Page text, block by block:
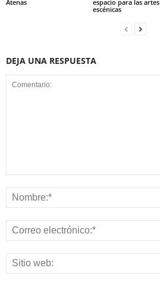
Atenas
espacio para las artes
escénicas
DEJA UNA RESPUESTA